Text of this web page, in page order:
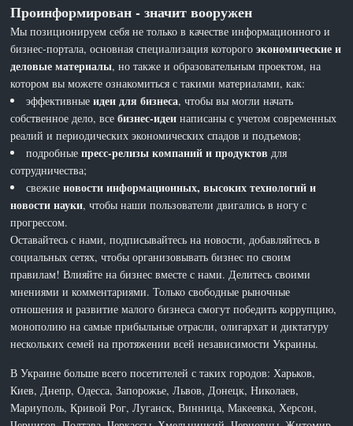
Проинформирован - значит вооружен
Мы позиционируем себя не только в качестве информационного и
бизнес-портала, основная специализация которогоэкономические и
деловые материалы, но также и образовательным проектом, на
котором вы можете ознакомиться с такими материалами, как:
эффективныеидеи для бизнеса, чтобы вы могли начать
собственное дело, всебизнес-идеи написаны с учетом современных
реалий и периодических экономических спадов и подъемов;
подробныепресс-релизы компаний и продуктов для
сотрудничества;
свежиеновости информационных, высоких технологий и
новости науки, чтобы наши пользователи двигались в ногу с
прогрессом.
Оставайтесь с нами, подписывайтесь на новости, добавляйтесь в
социальных сетях, чтобы организовывать бизнес по своим
правилам! Влияйте на бизнес вместе с нами. Делитесь своими
мнениями и комментариями. Только свободные рыночные
отношения и развитие малого бизнеса смогут победить коррупцию,
монополию на самые прибыльные отрасли, олигархат и диктатуру
нескольких семей на протяжении всей независимости Украины.
В Украине больше всего посетителей с таких городов: Харьков,
Киев, Днепр, Одесса, Запорожье, Львов, Донецк, Николаев,
Мариуполь, Кривой Рог, Луганск, Винница, Макеевка, Херсон,